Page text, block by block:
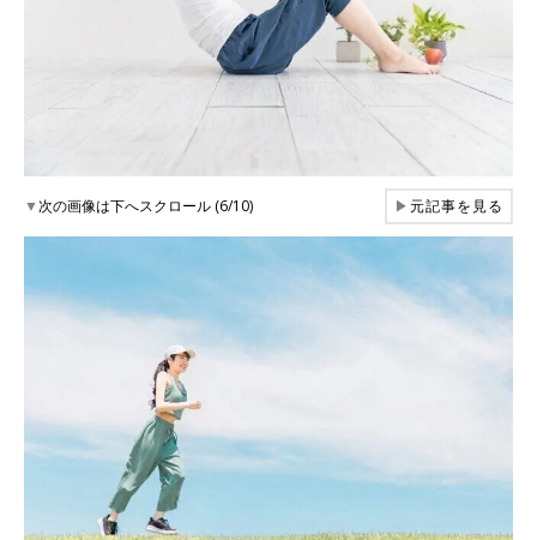
▼次の画像は下へスクロール (6/10) ▶元記事を見る